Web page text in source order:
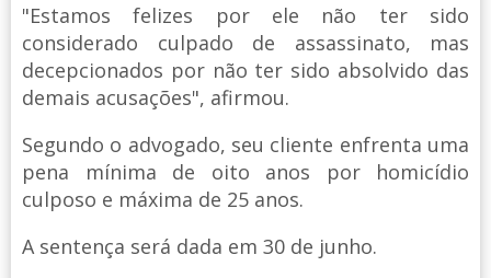
"Estamos felizes por ele não ter sido
considerado culpado de assassinato, mas
decepcionados por não ter sido absolvido das
demais acusações", afirmou.
Segundo o advogado, seu cliente enfrenta uma
pena mínima de oito anos por homicídio
culposo e máxima de 25 anos.
A sentença será dada em 30 de junho.